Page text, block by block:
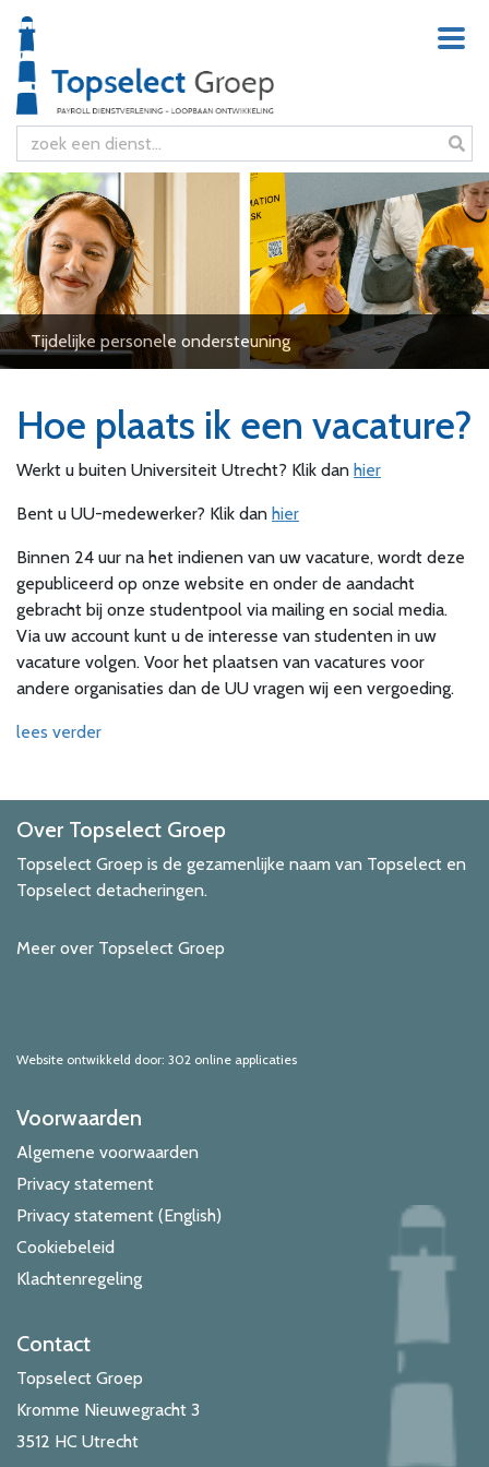
Tijdelijke personele ondersteuning
Hoe plaats ik een vacature?
Werkt u buiten Universiteit Utrecht? Klik dan hier
Bent u UU-medewerker? Klik dan hier
Binnen 24 uur na het indienen van uw vacature, wordt deze
gepubliceerd op onze website en onder de aandacht
gebracht bij onze studentpool via mailing en social media.
Via uw account kunt u de interesse van studenten in uw
vacature volgen. Voor het plaatsen van vacatures voor
andere organisaties dan de UU vragen wij een vergoeding.
lees verder
Over Topselect Groep
Topselect Groep is de gezamenlijke naam van Topselect en
Topselect detacheringen.
Meer over Topselect Groep
Website ontwikkeld door: 302 online applicaties
Voorwaarden
Algemene voorwaarden
Privacy statement
Privacy statement (English)
Cookiebeleid
Klachtenregeling
Contact
Topselect Groep
Kromme Nieuwegracht 3
3512 HC Utrecht